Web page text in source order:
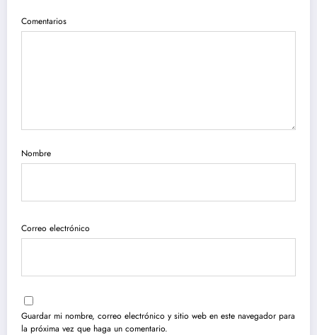
Comentarios
Nombre
Correo electrónico
Guardar mi nombre, correo electrónico y sitio web en este navegador para
la próxima vez que haga un comentario.